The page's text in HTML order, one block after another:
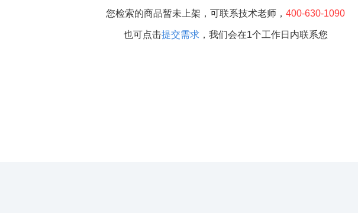
您检索的商品暂未上架，可联系技术老师， 400-630-1090
也可点击提交需求，我们会在1个工作日内联系您